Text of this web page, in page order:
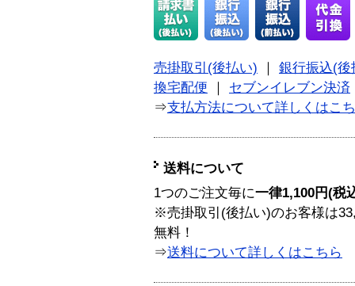
売掛取引(後払い)
銀行振込(後
換宅配便
セブンイレブン決済
⇒支払方法について詳しくはこ
送料について
1つのご注文毎に一律1,100円(税
※売掛取引(後払い)のお客様は
無料！
⇒送料について詳しくはこちら